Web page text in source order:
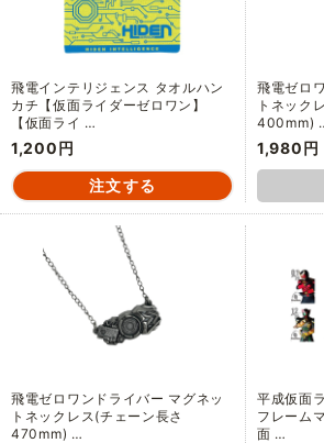
飛電インテリジェンス タオルハン
カチ【仮面ライダーゼロワン】
【仮面ライ …
1,200円
飛電ゼロ
トネック
400mm)
1,980円
飛電ゼロワンドライバー マグネッ
トネックレス(チェーン長さ
470mm) …
平成仮面
フレーム
面 …